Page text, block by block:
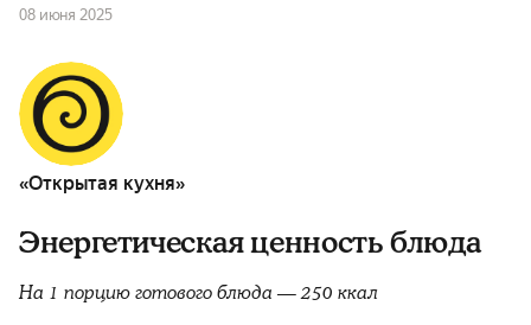
08 июня 2025
«Открытая кухня»
Энергетическая ценность блюда
На 1 порцию готового блюда — 250 ккал